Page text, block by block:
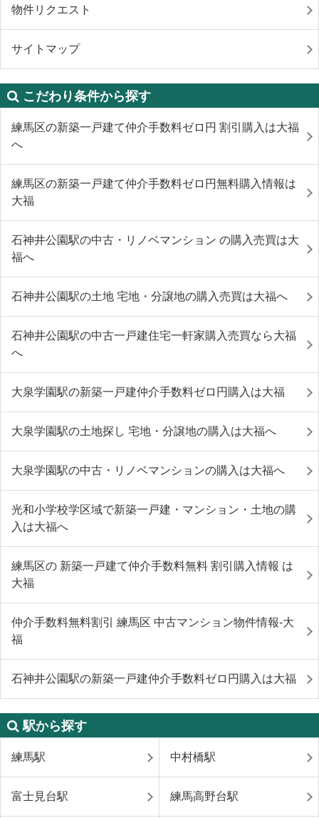
物件リクエスト
サイトマップ
こだわり条件から探す
練馬区の新築一戸建て仲介手数料ゼロ円 割引購入は大福
へ
練馬区の新築一戸建て仲介手数料ゼロ円無料購入情報は
大福
石神井公園駅の中古・リノベマンション の購入売買は大
福へ
石神井公園駅の土地 宅地・分譲地の購入売買は大福へ
石神井公園駅の中古一戸建住宅一軒家購入売買なら大福
へ
大泉学園駅の新築一戸建仲介手数料ゼロ円購入は大福
大泉学園駅の土地探し 宅地・分譲地の購入は大福へ
大泉学園駅の中古・リノベマンションの購入は大福へ
光和小学校学区域で新築一戸建・マンション・土地の購
入は大福へ
練馬区の 新築一戸建て仲介手数料無料 割引購入情報 は
大福
仲介手数料無料割引 練馬区 中古マンション物件情報-大
福
石神井公園駅の新築一戸建仲介手数料ゼロ円購入は大福
駅から探す
練馬駅 中村橋駅
富士見台駅 練馬高野台駅